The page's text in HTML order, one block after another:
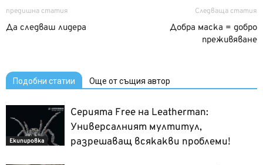
предишна статия
Да следваш лидера
Следваща статия
Добра маска = добро
преживяване
Подобни статии Още от същия автор
Екипировка
Серията Free на Leatherman:
Универсалният мултитул,
разрешаващ всякакви проблеми!